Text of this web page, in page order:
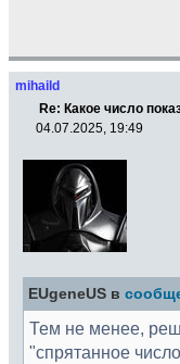
mihaild
Re: Какое число
04.07.2025, 19:49
EUgeneUS в
Тем не менее,
"спрятанное